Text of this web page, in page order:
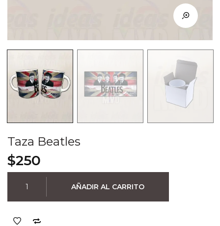
Taza Beatles
$250
Beatles
cantidad
AÑADIR AL CARRITO